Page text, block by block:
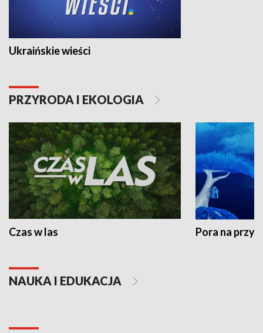
Ukraińskie wieści
PRZYRODA I EKOLOGIA
Czas w las Pora na
NAUKA I EDUKACJA